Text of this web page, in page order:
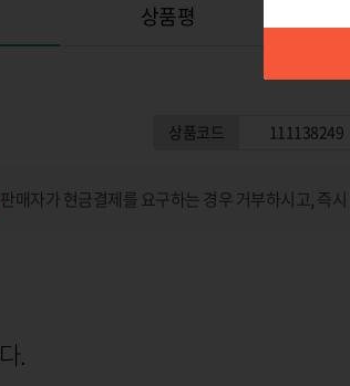
상품평
상품코드 111138249
판매자가 현금결제를 요구하는 경우 거부하시고, 즉시